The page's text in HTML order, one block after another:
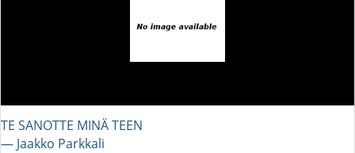
TE SANOTTE MINÄ TEEN
― Jaakko Parkkali